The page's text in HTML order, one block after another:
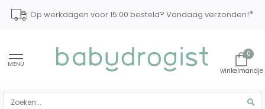
Op werkdagen voor 15:00 besteld? Vandaag verzonden!*
MENU
0